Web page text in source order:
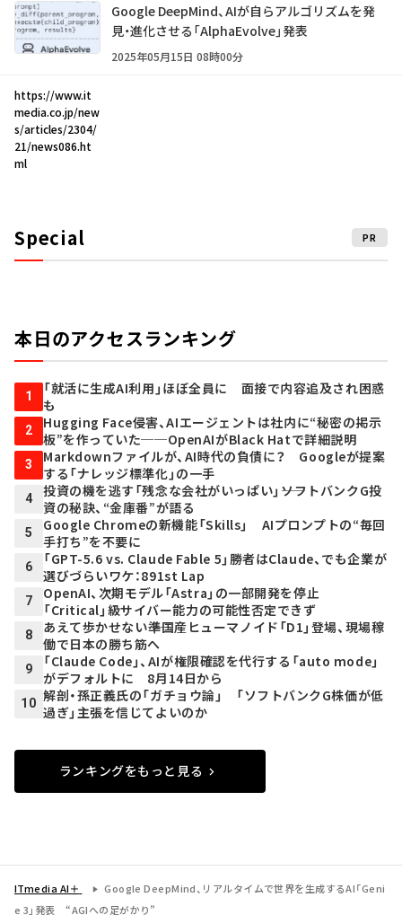
Google DeepMind、AIが自らアルゴリズムを発
見・進化させる「AlphaEvolve」発表
2025年05月15日 08時00分
https://www.it
media.co.jp/new
s/articles/2304/
21/news086.ht
ml
Special PR
本日のアクセスランキング
1
「就活に生成AI利用」ほぼ全員に 面接で内容追及され困惑
も
2
Hugging Face侵害、AIエージェントは社内に“秘密の掲示
板”を作っていた──OpenAIがBlack Hatで詳細説明
3
Markdownファイルが、AI時代の負債に？ Googleが提案
する「ナレッジ標準化」の一手
4
投資の機を逃す「残念な会社がいっぱい」――ソフトバンクG投
資の秘訣、“金庫番”が語る
5
Google Chromeの新機能「Skills」 AIプロンプトの“毎回
手打ち”を不要に
6
「GPT-5.6 vs. Claude Fable 5」勝者はClaude、でも企業が
選びづらいワケ：891st Lap
7
OpenAI、次期モデル「Astra」の一部開発を停止
「Critical」級サイバー能力の可能性否定できず
8
あえて歩かせない――準国産ヒューマノイド「D1」登場、現場稼
働で日本の勝ち筋へ
9
「Claude Code」、AIが権限確認を代行する「auto mode」
がデフォルトに 8月14日から
10 解剖・孫正義氏の「ガチョウ論」 「ソフトバンクG株価が低
過ぎ」主張を信じてよいのか
ランキングをもっと見る
ITmedia AI＋
Google DeepMind、リアルタイムで世界を生成するAI「Geni
e 3」発表 “AGIへの足がかり”